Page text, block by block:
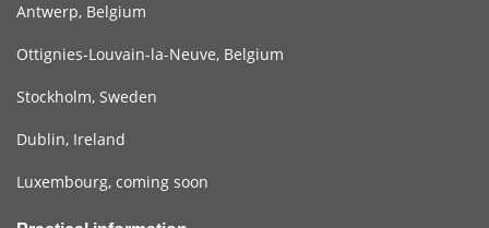
Antwerp, Belgium
Ottignies-Louvain-la-Neuve, Belgium
Stockholm, Sweden
Dublin, Ireland
Luxembourg, coming soon